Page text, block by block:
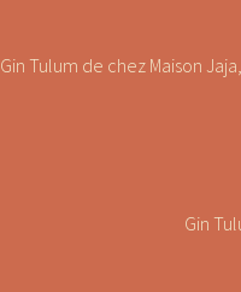
Gin Tulum de chez Maison
Gin